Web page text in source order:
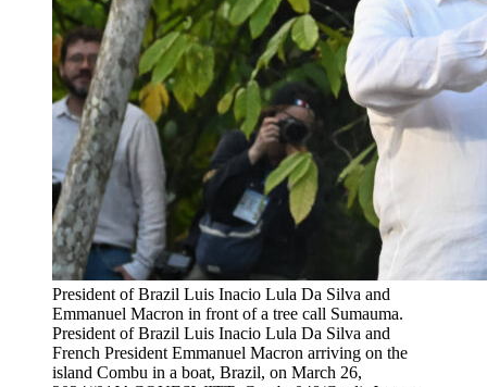
President of Brazil Luis Inacio Lula Da Silva and
Emmanuel Macron in front of a tree call Sumauma.
President of Brazil Luis Inacio Lula Da Silva and
French President Emmanuel Macron arriving on the
island Combu in a boat, Brazil, on March 26,